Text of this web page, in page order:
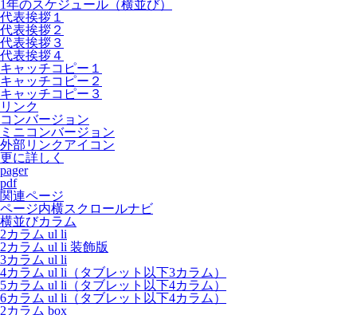
1年のスケジュール（横並び）
代表挨拶１
代表挨拶２
代表挨拶３
代表挨拶４
キャッチコピー１
キャッチコピー２
キャッチコピー３
リンク
コンバージョン
ミニコンバージョン
外部リンクアイコン
更に詳しく
pager
pdf
関連ページ
ページ内横スクロールナビ
横並びカラム
2カラム ul li
2カラム ul li 装飾版
3カラム ul li
4カラム ul li（タブレット以下3カラム）
5カラム ul li（タブレット以下4カラム）
6カラム ul li（タブレット以下4カラム）
2カラム box